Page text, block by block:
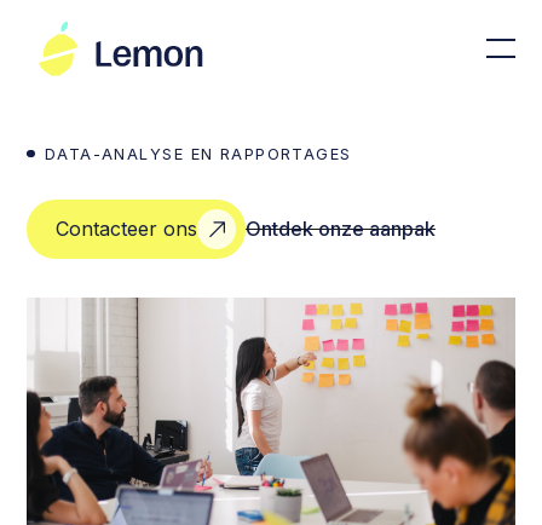
DATA-ANALYSE EN RAPPORTAGES
Contacteer ons Ontdek onze aanpak